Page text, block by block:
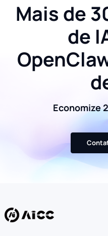
Mais de
de
Economize